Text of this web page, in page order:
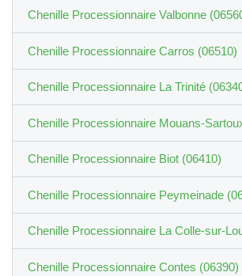
Chenille Processionnaire Valbonne
Chenille Processionnaire Carros (06510)
Chenille Processionnaire La Trinité
Chenille Processionnaire Mouans-
Chenille Processionnaire Biot (06410)
Chenille Processionnaire Peymeinade
Chenille Processionnaire La Colle-sur-
Chenille Processionnaire Contes (06390)